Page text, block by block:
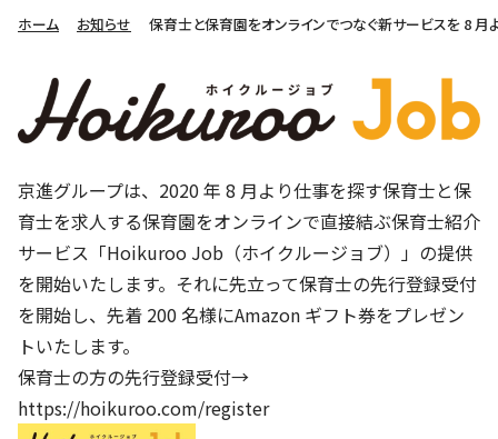
沿革
社歌
本社所在地
子会社および関係会社
フランチャイズ事業
ソーシャルメディア公式アカウント
京進グループの事業所
人材育成の取り組み
社会貢献活動
ミャンマーへの支援活動
オリジナルバッグプロジェクト
清華・京進発展フォーラム
立木奨学金
価値創造の取り組み
DX（デジタル変革）
DXビジョン・DX戦略
株主・投資家の皆さまへ
連結業績・財務
IRカレンダー
ディスクロージャーポリシー
よくあるご質問
免責事項
IRお問合せ
新卒採用情報
新卒採用デジタルパンフレット
講師（アルバイト）募集
保育事業 採用
日本語教育事業 採用
介護事業 採用
利用規約
特別警報発令時の授業について
Copyright © KYOSHIN Co., Ltd. All rights reserved.
ホーム お知らせ 保育士と保育園をオンラインでつなぐ新サービスを 8 月
京進グループは、2020 年 8 月より仕事を探す保育士と保
育士を求人する保育園をオンラインで直接結ぶ保育士紹介
サービス「Hoikuroo Job（ホイクルージョブ）」の提供
を開始いたします。それに先立って保育士の先行登録受付
を開始し、先着 200 名様にAmazon ギフト券をプレゼン
トいたします。
保育士の方の先行登録受付→
https://hoikuroo.com/register